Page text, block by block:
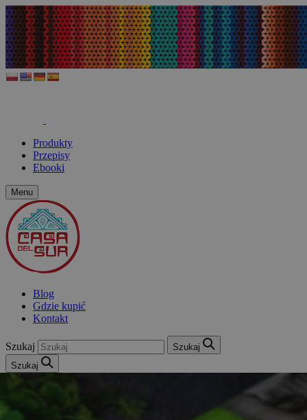
Produkty
Przepisy
Ebooki
Menu
Blog
Gdzie kupić
Kontakt
Szukaj
Szukaj
Szukaj